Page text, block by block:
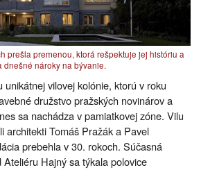
prešla premenou, ktorá rešpektuje jej históriu a
dnešné nároky na bývanie.
unikátnej vilovej kolónie, ktorú v roku
družstvo pražských novinárov a
sa nachádza v pamiatkovej zóne. Vilu
architekti Tomáš Pražák a Pavel
prebehla v 30. rokoch. Súčasná
Ateliéru Hajný sa týkala polovice